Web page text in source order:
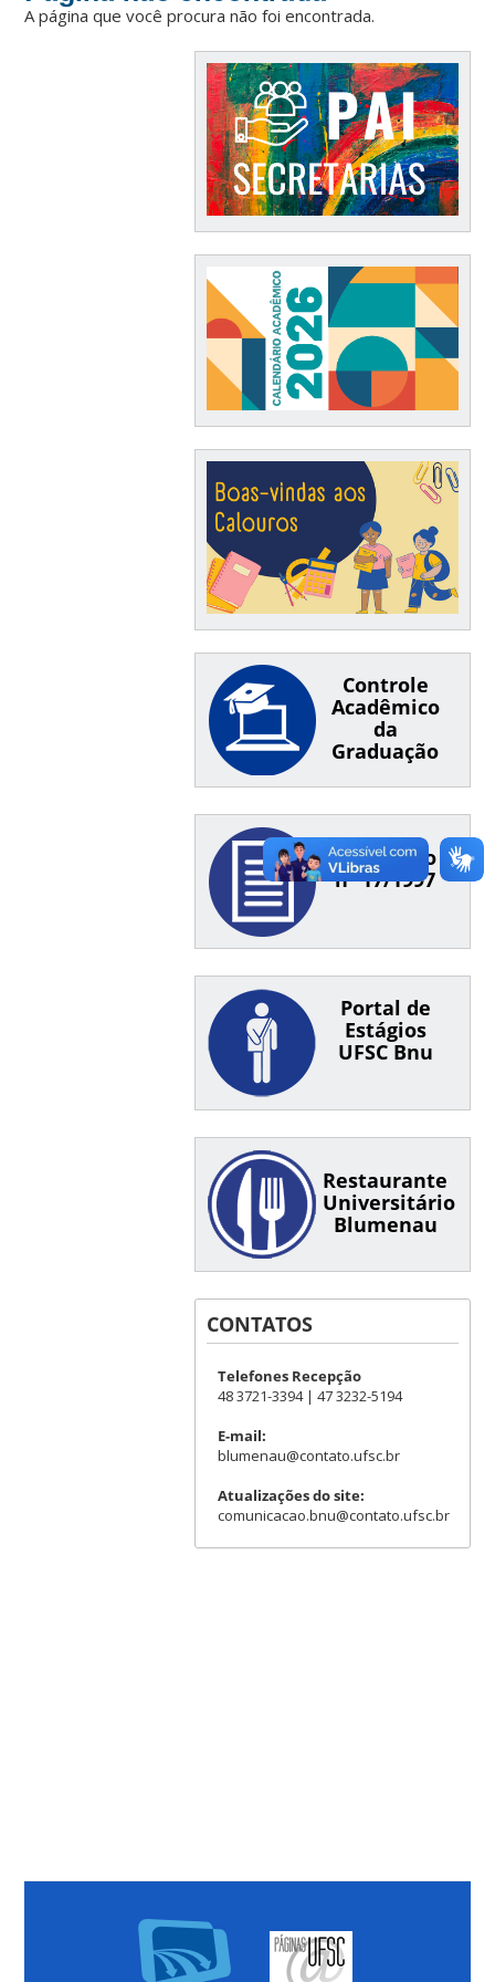
A página que você procura não foi encontrada.
Controle
Acadêmico
da
Graduação
Resolução
nº 17/1997
Portal de
Estágios
UFSC Bnu
Restaurante
Universitário
Blumenau
CONTATOS
Telefones Recepção
48 3721-3394 | 47 3232-5194
E-mail:
blumenau@contato.ufsc.br
Atualizações do site:
comunicacao.bnu@contato.ufsc.br